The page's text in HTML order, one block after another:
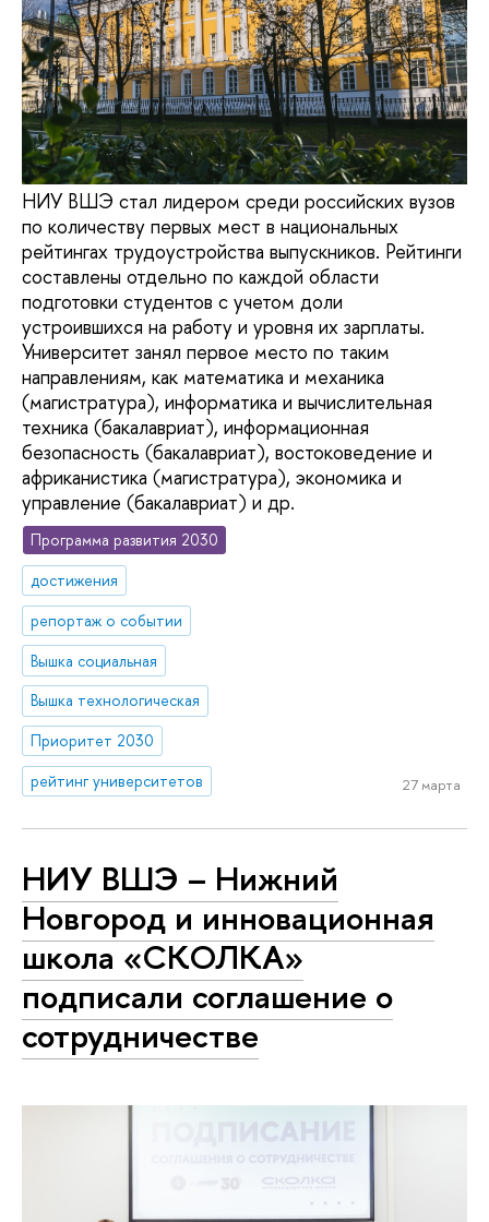
НИУ ВШЭ стал лидером среди российских вузов
по количеству первых мест в национальных
рейтингах трудоустройства выпускников. Рейтинги
составлены отдельно по каждой области
подготовки студентов с учетом доли
устроившихся на работу и уровня их зарплаты.
Университет занял первое место по таким
направлениям, как математика и механика
(магистратура), информатика и вычислительная
техника (бакалавриат), информационная
безопасность (бакалавриат), востоковедение и
африканистика (магистратура), экономика и
управление (бакалавриат) и др.
Программа развития 2030
достижения
репортаж о событии
Вышка социальная
Вышка технологическая
Приоритет 2030
рейтинг университетов
27 марта
НИУ ВШЭ – Нижний
Новгород и инновационная
школа «СКОЛКА»
подписали соглашение о
сотрудничестве